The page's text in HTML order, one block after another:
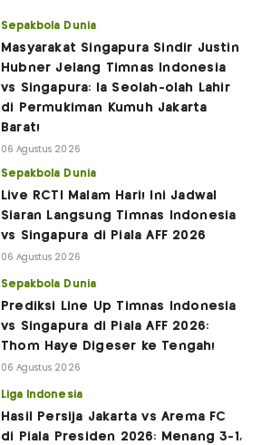
Sepakbola Dunia
Masyarakat Singapura Sindir Justin
Hubner Jelang Timnas Indonesia
vs Singapura: Ia Seolah-olah Lahir
di Permukiman Kumuh Jakarta
Barat!
06 Agustus 2026
Sepakbola Dunia
Live RCTI Malam Hari! Ini Jadwal
Siaran Langsung Timnas Indonesia
vs Singapura di Piala AFF 2026
06 Agustus 2026
Sepakbola Dunia
Prediksi Line Up Timnas Indonesia
vs Singapura di Piala AFF 2026:
Thom Haye Digeser ke Tengah!
06 Agustus 2026
Liga Indonesia
Hasil Persija Jakarta vs Arema FC
di Piala Presiden 2026: Menang 3-1,